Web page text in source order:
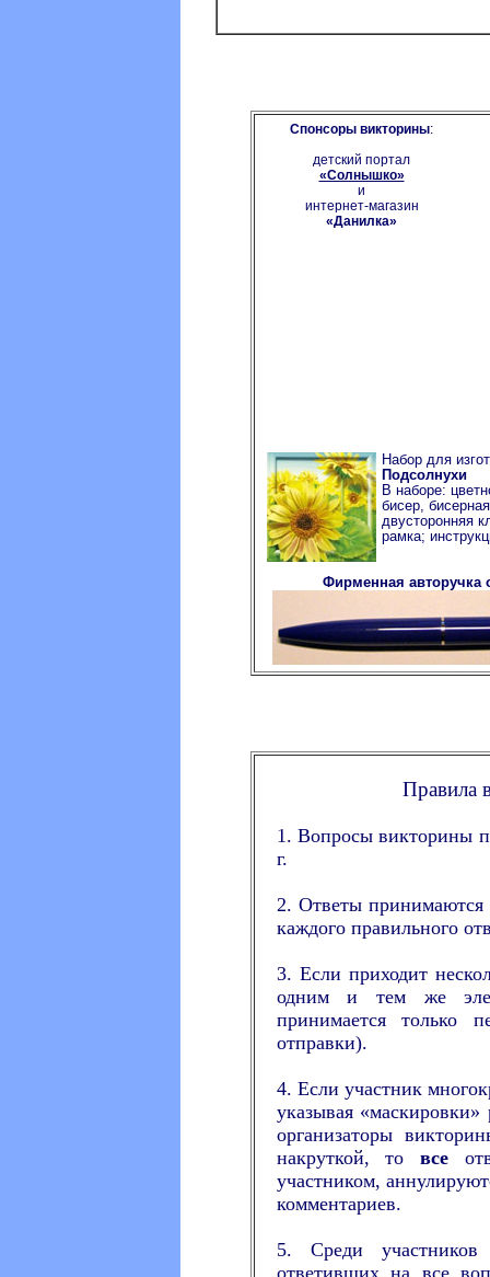
Спонсоры викторины:
детский портал
«Солнышко»
и
интернет-магазин
«Данилка»
Набор для
Подсолнухи
В наборе:
бисер,
двусторонняя
рамка;
Фирменная авторучка
Правила
1. Вопросы викторины
г.
2. Ответы принимаются
каждого правильного
3. Если приходит
одним и тем же
принимается только
отправки).
4. Если участник
указывая
организаторы
накруткой, товсе
участником,
комментариев.
5. Среди участников
ответивших на все